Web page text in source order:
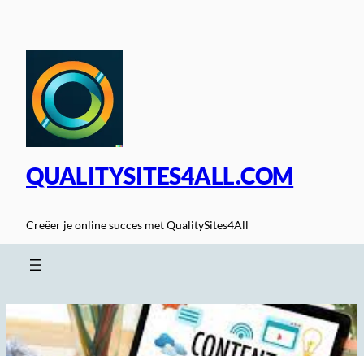
inhoud
QUALITYSITES4ALL.COM
Creëer je online succes met QualitySites4All